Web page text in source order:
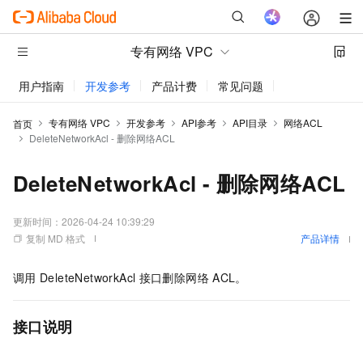
专有网络 VPC
用户指南 开发参考 产品计费 常见问题
首页 专有网络 VPC 开发参考 API参考 API目录
网络ACL
DeleteNetworkAcl - 删除网络ACL
DeleteNetworkAcl - 删除网络ACL
更新时间： 2026-04-24 10:39:29
复制 MD 格式
产品详情
调用 DeleteNetworkAcl 接口删除网络 ACL。
接口说明